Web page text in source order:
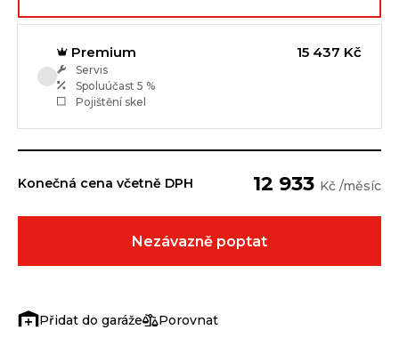
Premium 15 437 Kč
Servis
Spoluúčast 5 %
Pojištění skel
Konečná cena včetně DPH 12 933 Kč /měsíc
Nezávazně poptat
Porovnat